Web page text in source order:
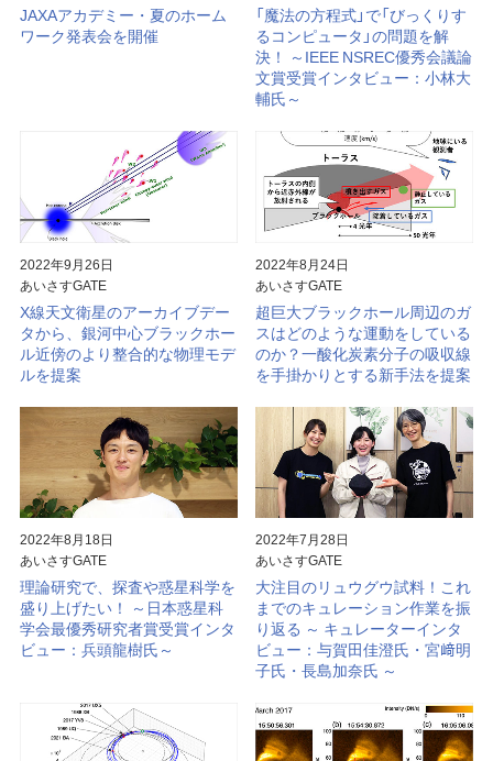
宇宙学校
ISASニュース
模型貸出し
パネル展
フレンドレイジング
関連施設
歴代所長
大学院教育
広報活動
JAXAアカデミー・夏のホーム
ワーク発表会を開催
「魔法の方程式」で「びっくりす
るコンピュータ」の問題を解
決！ ～IEEE NSREC優秀会議論
文賞受賞インタビュー：小林大
輔氏～
2022年9月26日
あいさすGATE
X線天文衛星のアーカイブデー
タから、銀河中心ブラックホー
ル近傍のより整合的な物理モデ
ルを提案
2022年8月24日
あいさすGATE
超巨大ブラックホール周辺のガ
スはどのような運動をしている
のか？一酸化炭素分子の吸収線
を手掛かりとする新手法を提案
2022年8月18日
あいさすGATE
理論研究で、探査や惑星科学を
盛り上げたい！ ～日本惑星科
学会最優秀研究者賞受賞インタ
ビュー：兵頭龍樹氏～
2022年7月28日
あいさすGATE
大注目のリュウグウ試料！これ
までのキュレーション作業を振
り返る ～ キュレーターインタ
ビュー：与賀田佳澄氏・宮﨑明
子氏・長島加奈氏 ～